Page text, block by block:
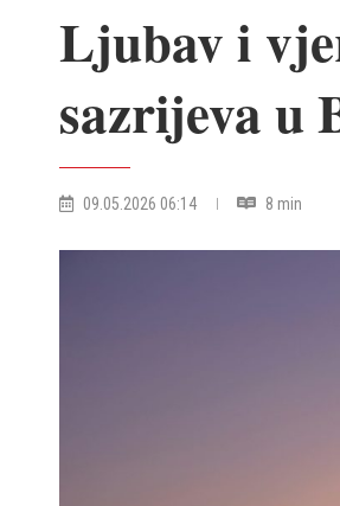
Ljubav i
sazrijeva u
09.05.2026 06:14 8 min